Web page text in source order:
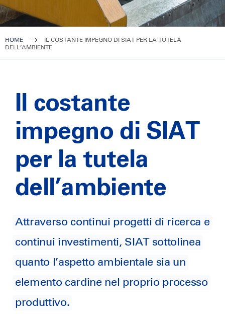
HOME
IL COSTANTE IMPEGNO DI SIAT PER LA TUTELA
DELL’AMBIENTE
Il costante
impegno di SIAT
per la tutela
dell’ambiente
Attraverso continui progetti di ricerca e
continui investimenti, SIAT sottolinea
quanto l’aspetto ambientale sia un
elemento cardine nel proprio processo
produttivo.